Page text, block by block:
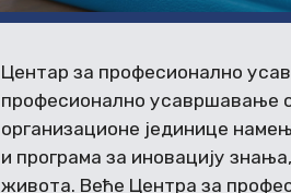
Центар за професионално
професионално усавршавање
организационе јединице
и програма за иновацију
живота. Веће Центра за